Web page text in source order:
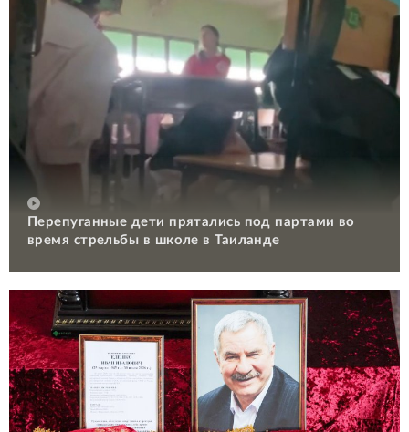
Перепуганные дети прятались под партами во
время стрельбы в школе в Таиланде